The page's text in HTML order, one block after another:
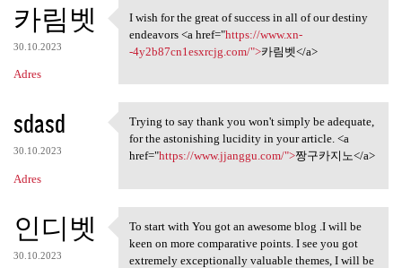
카림벳
30.10.2023
Adres
I wish for the great of
I wish for the great of success in all of our destiny
endeavors <a href="https://www.xn-
-4y2b87cn1esxrcjg.com/">카림벳</a>
sdasd
30.10.2023
Adres
Trying to say thank you won't
Trying to say thank you won't simply be adequate,
for the astonishing lucidity in your article. <a
href="https://www.jjanggu.com/">짱구카지노</a>
인디벳
30.10.2023
To start with You got an
To start with You got an awesome blog .I will be
keen on more comparative points. I see you got
extremely exceptionally valuable themes, I will be